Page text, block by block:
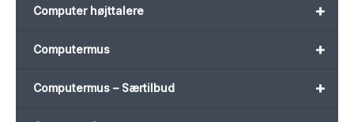
+
Computer højttalere
+
Computermus
+
Computermus – Særtilbud